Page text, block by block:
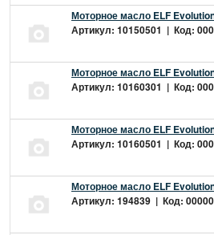
Моторное масло ELF
Артикул: 10150501 | Код:
Моторное масло ELF
Артикул: 10160301 | Код:
Моторное масло ELF
Артикул: 10160501 | Код:
Моторное масло ELF
Артикул: 194839 | Код: